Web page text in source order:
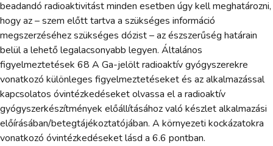
beadandó radioaktivitást minden esetben úgy kell meghatározni,
hogy az – szem előtt tartva a szükséges információ
megszerzéséhez szükséges dózist – az észszerűség határain
belül a lehető legalacsonyabb legyen. Általános
figyelmeztetések 68 A Ga-jelölt radioaktív gyógyszerekre
vonatkozó különleges figyelmeztetéseket és az alkalmazással
kapcsolatos óvintézkedéseket olvassa el a radioaktív
gyógyszerkészítmények előállításához való készlet alkalmazási
előírásában/betegtájékoztatójában. A környezeti kockázatokra
vonatkozó óvintézkedéseket lásd a 6.6 pontban.